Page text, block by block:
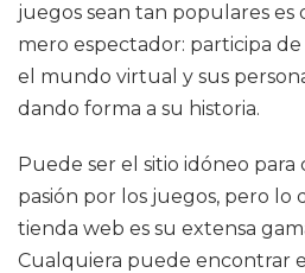
juegos sean tan populares es
mero espectador: participa
el mundo virtual y sus
dando forma a su historia.
Puede ser el sitio idóneo
pasión por los juegos, pero lo
tienda web es su extensa
Cualquiera puede encontrar